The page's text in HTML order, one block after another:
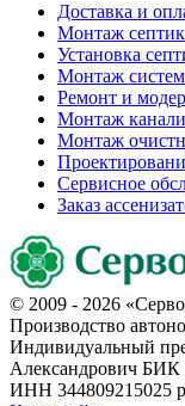
Доставка и
Монтаж
Установка
Монтаж
Ремонт и
Монтаж
Монтаж
Сервисное
Заказ
© 2009 - 2026
Производство
Индивидуальный
Александрович БИК
ИНН 344809215025